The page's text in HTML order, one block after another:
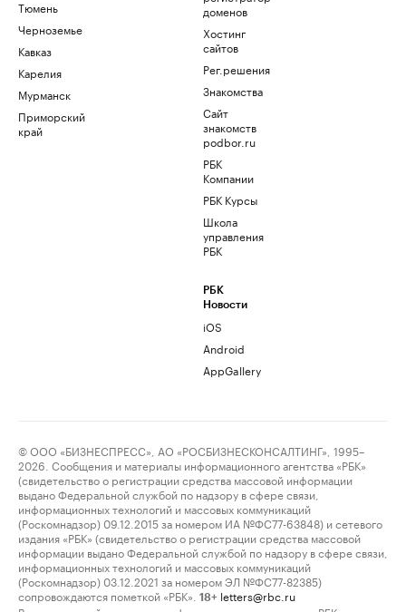
Тюмень
Черноземье
Кавказ
Карелия
Мурманск
Приморский
край
доменов
Хостинг
сайтов
Рег.решения
Знакомства
Сайт
знакомств
podbor.ru
РБК
Компании
РБК Курсы
Школа
управления
РБК
РБК
Новости
iOS
Android
AppGallery
© ООО «БИЗНЕСПРЕСС», АО «РОСБИЗНЕСКОНСАЛТИНГ», 1995–
2026. Сообщения и материалы информационного агентства «РБК»
(свидетельство о регистрации средства массовой информации
выдано Федеральной службой по надзору в сфере связи,
информационных технологий и массовых коммуникаций
(Роскомнадзор) 09.12.2015 за номером ИА №ФС77-63848) и сетевого
издания «РБК» (свидетельство о регистрации средства массовой
информации выдано Федеральной службой по надзору в сфере связи,
информационных технологий и массовых коммуникаций
(Роскомнадзор) 03.12.2021 за номером ЭЛ №ФС77-82385)
сопровождаются пометкой «РБК».
18+ letters@rbc.ru